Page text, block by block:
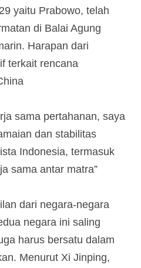
yaitu Prabowo, telah
di Balai Agung
Harapan dari
terkait rencana
sama pertahanan, saya
dan stabilitas
Indonesia, termasuk
sama antar matra”
dari negara-negara
negara ini saling
harus bersatu dalam
Menurut Xi Jinping,